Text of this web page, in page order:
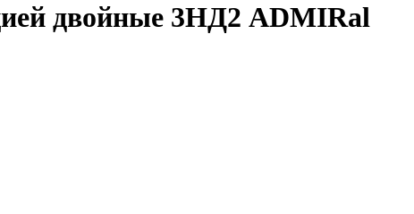
двойные 3НД2 ADMIRal